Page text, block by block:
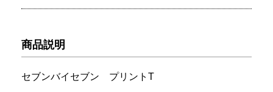
商品説明
セブンバイセブン プリントT